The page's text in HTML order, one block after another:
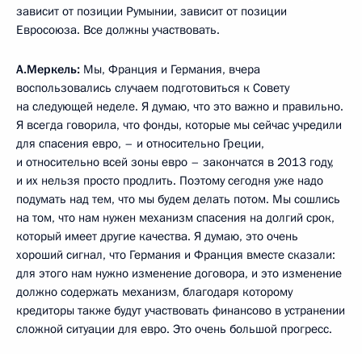
зависит от позиции Румынии, зависит от позиции
Евросоюза. Все должны участвовать.
А.Меркель: Мы, Франция и Германия, вчера
воспользовались случаем подготовиться к Совету
на следующей неделе. Я думаю, что это важно и правильно.
Я всегда говорила, что фонды, которые мы сейчас учредили
для спасения евро, – и относительно Греции,
и относительно всей зоны евро – закончатся в 2013 году,
и их нельзя просто продлить. Поэтому сегодня уже надо
подумать над тем, что мы будем делать потом. Мы сошлись
на том, что нам нужен механизм спасения на долгий срок,
который имеет другие качества. Я думаю, это очень
хороший сигнал, что Германия и Франция вместе сказали:
для этого нам нужно изменение договора, и это изменение
должно содержать механизм, благодаря которому
кредиторы также будут участвовать финансово в устранении
сложной ситуации для евро. Это очень большой прогресс.